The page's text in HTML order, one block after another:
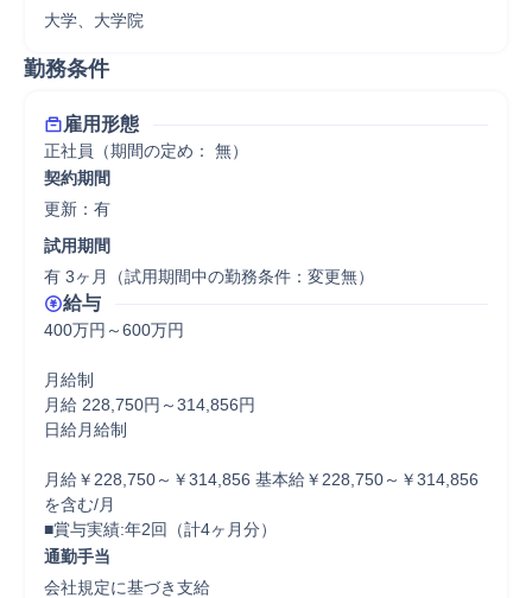
大学、大学院
勤務条件
雇用形態
正社員（期間の定め： 無）
契約期間
更新：有
試用期間
有 3ヶ月（試用期間中の勤務条件：変更無）
給与
400万円～600万円
月給制
月給 228,750円～314,856円
日給月給制
月給￥228,750～￥314,856 基本給￥228,750～￥314,856
を含む/月
■賞与実績:年2回（計4ヶ月分）
通勤手当
会社規定に基づき支給